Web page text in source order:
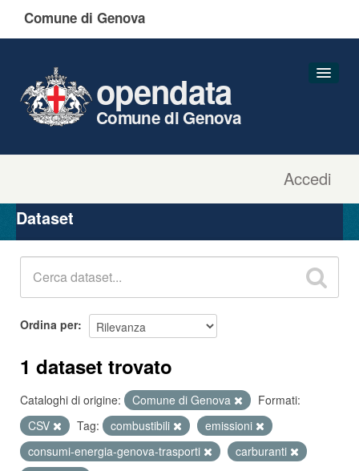
Comune di Genova
Accedi
opendata
Comune di Genova
Organizzazioni
Gruppi
Dataset
Ordina per
1 dataset trovato
Cataloghi di origine: Comune di Genova
Formati:
CSV
Tag: combustibili
emissioni
consumi-energia-genova-trasporti
carburanti